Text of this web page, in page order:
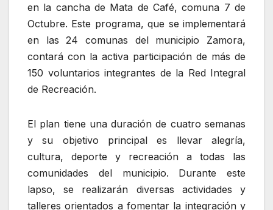
en la cancha de Mata de Café, comuna 7 de
Octubre. Este programa, que se implementará
en las 24 comunas del municipio Zamora,
contará con la activa participación de más de
150 voluntarios integrantes de la Red Integral
de Recreación.
El plan tiene una duración de cuatro semanas
y su objetivo principal es llevar alegría,
cultura, deporte y recreación a todas las
comunidades del municipio. Durante este
lapso, se realizarán diversas actividades y
talleres orientados a fomentar la integración y